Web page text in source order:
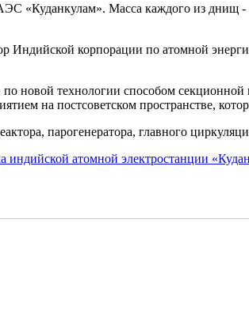
«Куданкулам». Масса каждого из днищ
корпорации по атомной
новой технологии способом
на постсоветском пространстве,
парогенератора, главного
индийской атомной электростанции